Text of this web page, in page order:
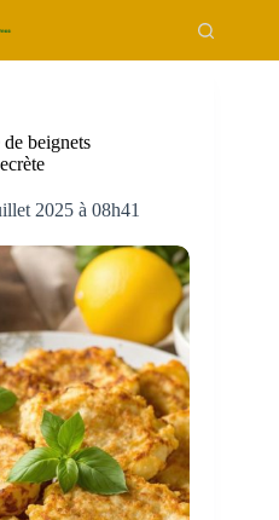
beignets
2025 à 08h41